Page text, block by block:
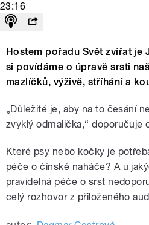
23:16
Hostem pořadu Svět zvířat je
si povídáme o úpravě srsti
mazlíčků, výživě, stříhání a
„Důležité je, aby na to česání
zvyklý odmalička,“ doporučuje
Které psy nebo kočky je
péče o čínské naháče? A u
pravidelná péče o srst
celý rozhovor z přiloženého